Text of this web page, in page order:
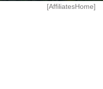
[AffiliatesHome]